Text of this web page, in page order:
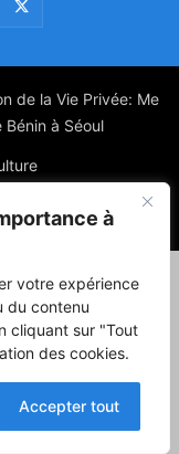
à
votre expérience
du contenu
cliquant sur "Tout
des cookies.
Accepter tout
de la Vie Privée: Me
à Séoul